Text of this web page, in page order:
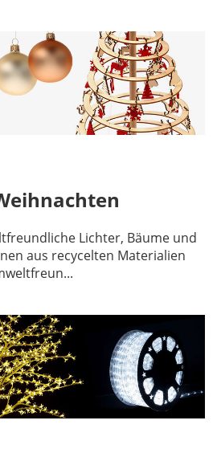
Lichter, Bäume und
aus recycelten Materialien